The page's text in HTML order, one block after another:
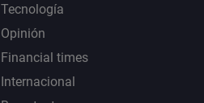
Tecnología
Opinión
Financial times
Internacional